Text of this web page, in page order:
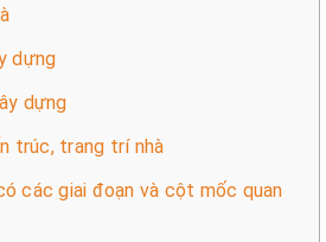
dựng
dựng
trúc, trang trí nhà
các giai đoạn và cột mốc quan